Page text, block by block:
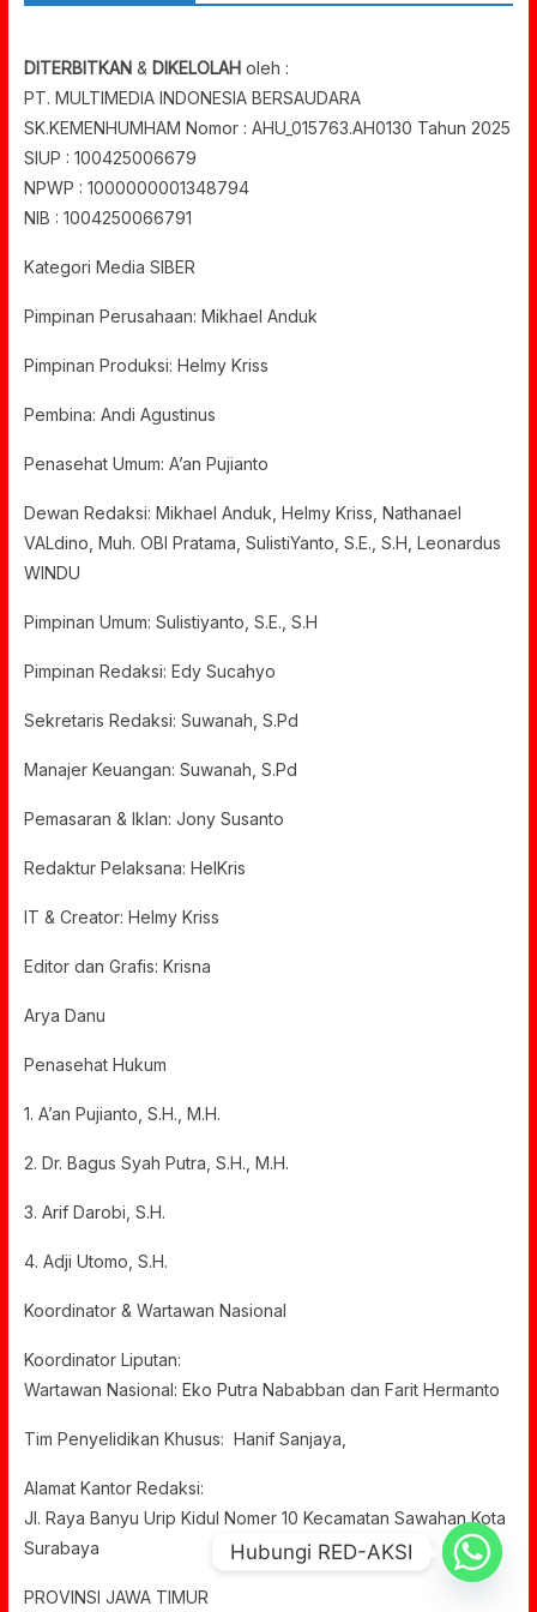
DITERBITKAN& DIKELOLAHoleh :
PT. MULTIMEDIA INDONESIA BERSAUDARA
SK.KEMENHUMHAM Nomor : AHU_015763.AH0130 Tahun 2025
SIUP : 100425006679
NPWP : 1000000001348794
NIB : 1004250066791
Kategori Media SIBER
Pimpinan Perusahaan: Mikhael Anduk
Pimpinan Produksi: Helmy Kriss
Pembina: Andi Agustinus
Penasehat Umum: A’an Pujianto
Dewan Redaksi: Mikhael Anduk, Helmy Kriss, Nathanael
VALdino, Muh. OBI Pratama, SulistiYanto, S.E., S.H, Leonardus
WINDU
Pimpinan Umum: Sulistiyanto, S.E., S.H
Pimpinan Redaksi: Edy Sucahyo
Sekretaris Redaksi: Suwanah, S.Pd
Manajer Keuangan: Suwanah, S.Pd
Pemasaran & Iklan: Jony Susanto
Redaktur Pelaksana: HelKris
IT & Creator: Helmy Kriss
Editor dan Grafis: Krisna
Arya Danu
Penasehat Hukum
1. A’an Pujianto, S.H., M.H.
2. Dr. Bagus Syah Putra, S.H., M.H.
3. Arif Darobi, S.H.
4. Adji Utomo, S.H.
Koordinator & Wartawan Nasional
Koordinator Liputan:
Wartawan Nasional: Eko Putra Nababban dan Farit Hermanto
Tim Penyelidikan Khusus: Hanif Sanjaya,
Alamat Kantor Redaksi:
Jl. Raya Banyu Urip Kidul Nomer 10 Kecamatan Sawahan Kota
Surabaya
PROVINSI JAWA TIMUR
Hubungi RED-AKSI